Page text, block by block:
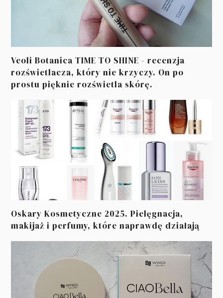
Veoli Botanica TIME TO SHINE - recenzja
rozświetlacza, który nie krzyczy. On po
prostu pięknie rozświetla skórę.
Oskary Kosmetyczne 2025. Pielęgnacja,
makijaż i perfumy, które naprawdę działają